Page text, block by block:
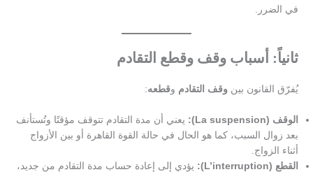
في الضرر.
ثانياً: أسباب وقف وقطع التقادم
يُفرّق القانون بين وقف التقادموقطعه:
الوقف (La suspension):
يعني أن مدة التقادم تتوقف مؤقتًا وتُستأنف
بعد زوال السبب، كما هو الحال في حالة القوة القاهرة أو بين الأزواج
أثناء الزواج.
القطع (L’interruption):
يؤدي إلى إعادة حساب مدة التقادم من جديد،